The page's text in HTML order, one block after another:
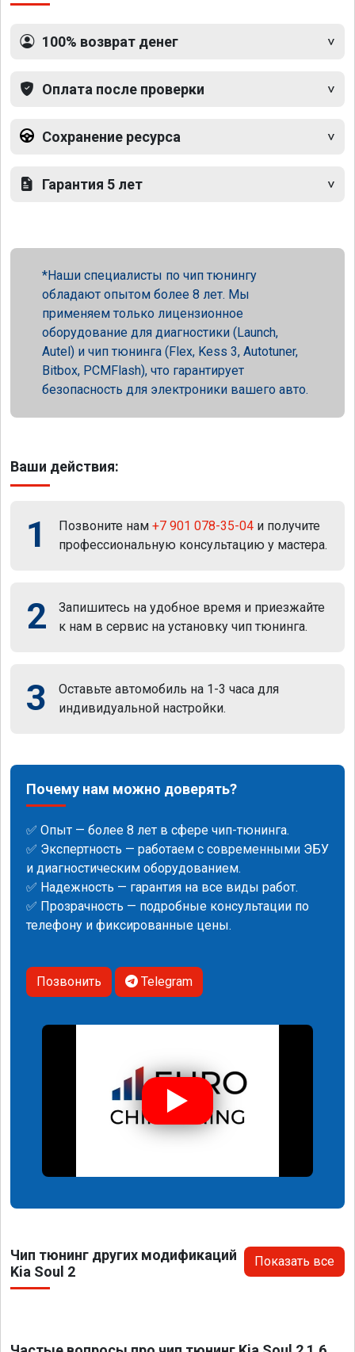
100% возврат денег
Оплата после проверки
Сохранение ресурса
Гарантия 5 лет
Наши специалисты по чип тюнингу
обладают опытом более 8 лет. Мы
применяем только лицензионное
оборудование для диагностики (Launch,
Autel) и чип тюнинга (Flex, Kess 3, Autotuner,
Bitbox, PCMFlash), что гарантирует
безопасность для электроники вашего авто.
Ваши действия:
1 Позвоните нам +7 901 078-35-04 и получите
профессиональную консультацию у мастера.
2
Запишитесь на удобное время и приезжайте
к нам в сервис на установку чип тюнинга.
3
Оставьте автомобиль на 1-3 часа для
индивидуальной настройки.
Почему нам можно доверять?
✅ Опыт — более 8 лет в сфере чип-тюнинга.
✅ Экспертность — работаем с современными ЭБУ
и диагностическим оборудованием.
✅ Надежность — гарантия на все виды работ.
✅ Прозрачность — подробные консультации по
телефону и фиксированные цены.
Позвонить Telegram
Чип тюнинг других модификаций
Kia Soul 2
Показать все